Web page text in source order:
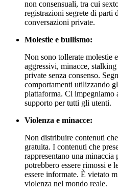
non consensuali, tra cui
registrazioni segrete di parti
conversazioni private.
Molestie e bullismo:
Non sono tollerate molestie
aggressivi, minacce,
private senza consenso.
comportamenti utilizzando
piattaforma. Ci impegniamo
supporto per tutti gli utenti.
Violenza e minacce:
Non distribuire contenuti
gratuita. I contenuti che
rappresentano una minaccia
potrebbero essere rimossi e
essere informate. È vietato
violenza nel mondo reale.